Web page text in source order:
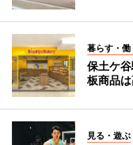
暮らす・働
保土ケ
板商品
見る・遊ぶ